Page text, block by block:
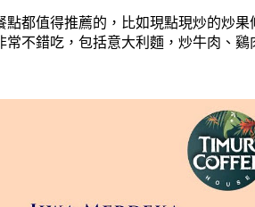
都值得推薦的，比如現點現炒的炒果
不錯吃，包括意大利麵，炒牛肉、鷄